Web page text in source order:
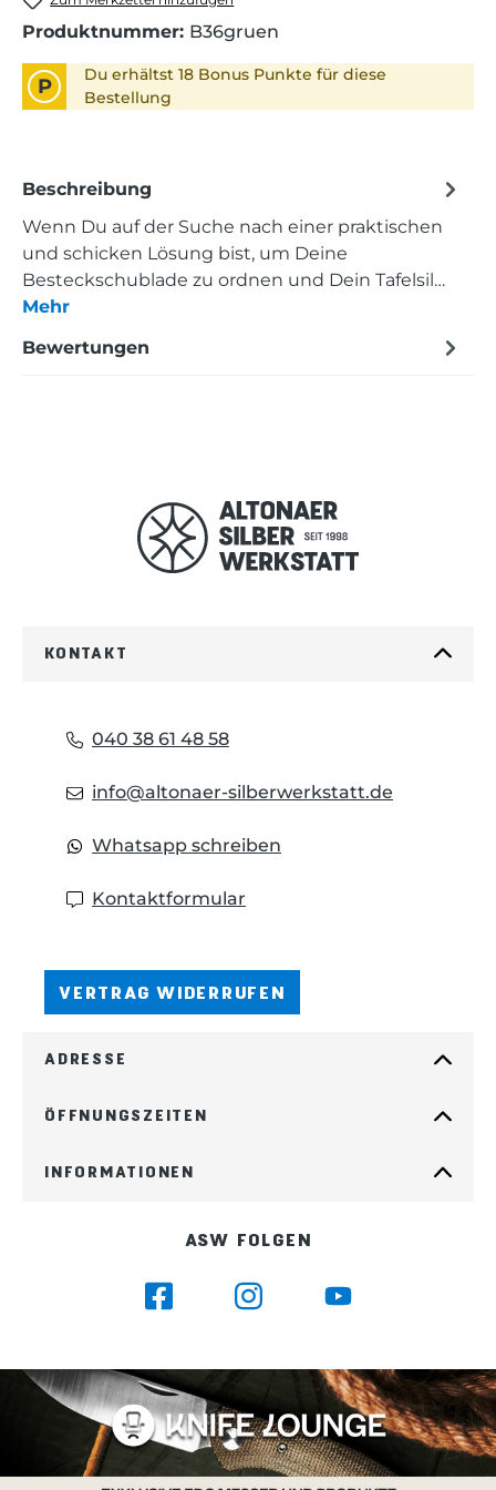
Produktnummer: B36gruen
P
Du erhältst 18 Bonus Punkte für diese
Bestellung
Beschreibung
Wenn Du auf der Suche nach einer praktischen
und schicken Lösung bist, um Deine
Besteckschublade zu ordnen und Dein Tafelsil…
Mehr
Bewertungen
KONTAKT
040 38 61 48 58
info@altonaer-silberwerkstatt.de
Whatsapp schreiben
Kontaktformular
VERTRAG WIDERRUFEN
ADRESSE
ÖFFNUNGSZEITEN
INFORMATIONEN
ASW FOLGEN